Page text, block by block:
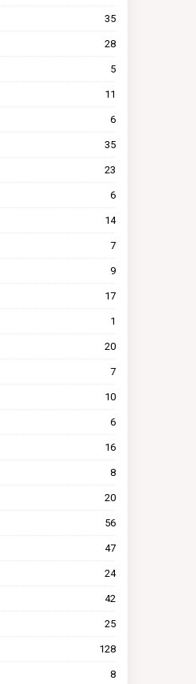
35
28
5
11
6
35
23
6
14
7
9
17
1
20
7
10
6
16
8
20
56
47
24
42
25
128
8